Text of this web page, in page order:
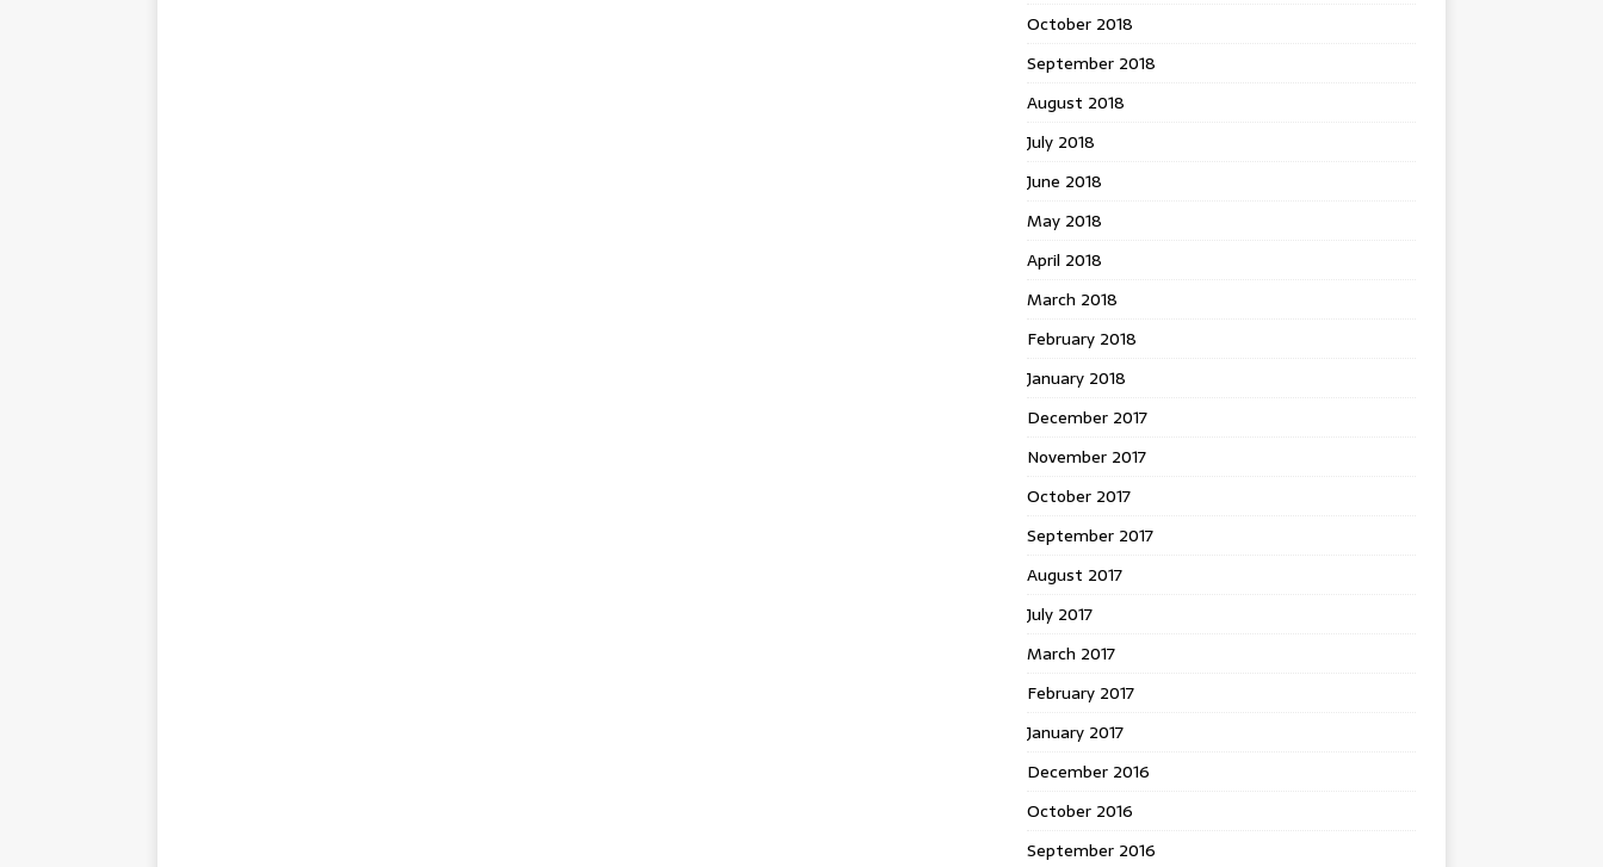
October 2018
September 2018
August 2018
July 2018
June 2018
May 2018
April 2018
March 2018
February 2018
January 2018
December 2017
November 2017
October 2017
September 2017
August 2017
July 2017
March 2017
February 2017
January 2017
December 2016
October 2016
September 2016